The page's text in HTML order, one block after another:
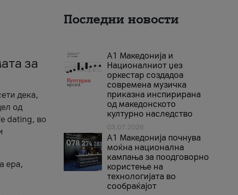
за
дека,
од
dating, во
ера,
Последни новости
А1 Македонија и
Националниот џез
оркестар создадоа
современа музичка
приказна инспирирана
од македонското
културно наследство
03.07.2026
A1 Македонија почнува
моќна национална
кампања за поодговорно
користење на
технологијата во
сообраќајот